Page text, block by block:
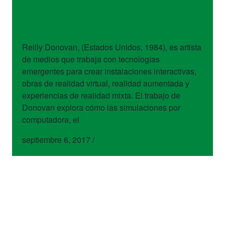
Reilly Donovan, (Estados Unidos, 1984), es artista
de medios que trabaja con tecnologías
emergentes para crear instalaciones interactivas,
obras de realidad virtual, realidad aumentada y
experiencias de realidad mixta. El trabajo de
Donovan explora cómo las simulaciones por
computadora, el
septiembre 6, 2017/